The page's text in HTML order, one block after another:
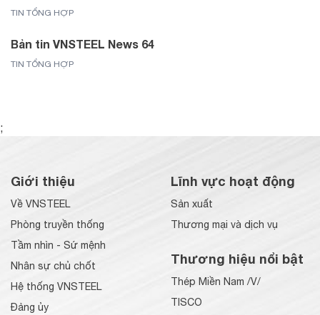
TIN TỔNG HỢP
Bản tin VNSTEEL News 64
TIN TỔNG HỢP
;
Giới thiệu
Về VNSTEEL
Phòng truyền thống
Tầm nhìn - Sứ mệnh
Nhân sự chủ chốt
Hệ thống VNSTEEL
Đảng ủy
Lĩnh vực hoạt động
Sản xuất
Thương mại và dịch vụ
Thương hiệu nổi bật
Thép Miền Nam /V/
TISCO